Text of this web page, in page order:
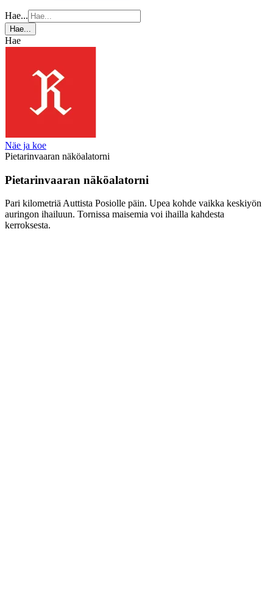
Hae...
Hae...
Hae
Näe ja koe
Pietarinvaaran näköalatorni
Pietarinvaaran näköalatorni
Pari kilometriä Auttista Posiolle päin. Upea kohde vaikka keskiyön
auringon ihailuun. Tornissa maisemia voi ihailla kahdesta
kerroksesta.